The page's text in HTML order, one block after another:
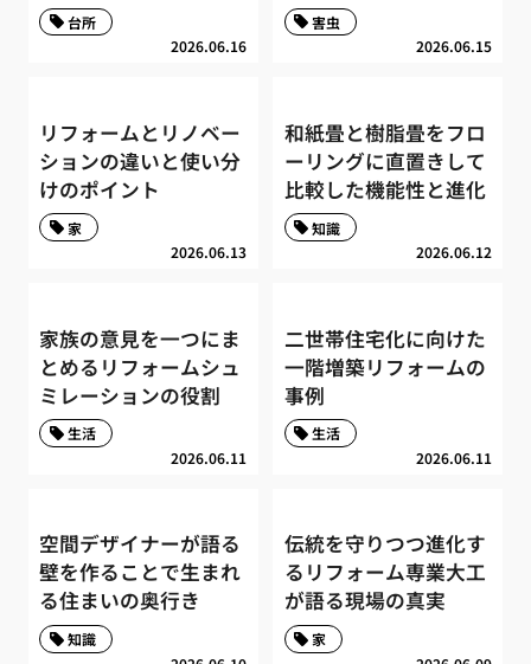
2026.06.16
台所
2026.06.15
害虫
リフォームとリノベー
ションの違いと使い分
けのポイント
2026.06.13
家
和紙畳と樹脂畳をフロ
ーリングに直置きして
比較した機能性と進化
2026.06.12
知識
家族の意見を一つにま
とめるリフォームシュ
ミレーションの役割
2026.06.11
生活
二世帯住宅化に向けた
一階増築リフォームの
事例
2026.06.11
生活
空間デザイナーが語る
壁を作ることで生まれ
る住まいの奥行き
知識
伝統を守りつつ進化す
るリフォーム専業大工
が語る現場の真実
家